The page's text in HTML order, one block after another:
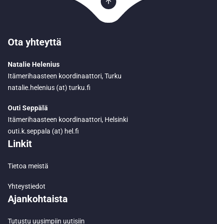
Ota yhteyttä
Natalie Helenius
Itämerihaasteen koordinaattori, Turku
natalie.helenius (at) turku.fi
Outi Seppälä
Itämerihaasteen koordinaattori, Helsinki
outi.k.seppala (at) hel.fi
Linkit
Tietoa meistä
Yhteystiedot
Ajankohtaista
Tutustu uusimpiin uutisiin